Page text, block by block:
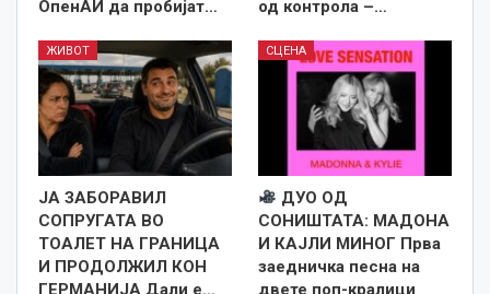
ОпенАИ да пробијат… од контрола –…
ЖИВОТ
ЈА ЗАБОРАВИЛ
СОПРУГАТА ВО
ТОАЛЕТ НА ГРАНИЦА
И ПРОДОЛЖИЛ КОН
ГЕРМАНИЈА Дали е…
СЦЕНА
ДУО ОД
СОНИШТАТА: МАДОНА
И КАЈЛИ МИНОГ Прва
заедничка песна на
двете поп-кралици